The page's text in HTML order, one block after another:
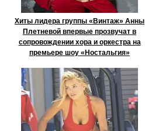
Хиты лидера группы «Винтаж» Анны
Плетневой впервые прозвучат в
сопровождении хора и оркестра на
премьере шоу «Ностальгия»